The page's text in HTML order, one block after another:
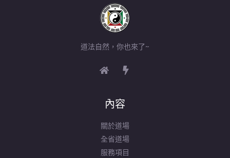
道法自然，你也來了~
內容
關於道場
全省道場
服務項目